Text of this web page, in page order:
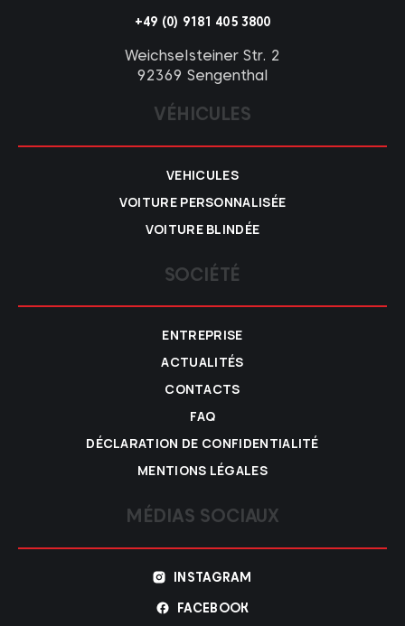
+49 (0) 9181 405 3800
Weichselsteiner Str. 2
92369 Sengenthal
VÉHICULES
VEHICULES
VOITURE PERSONNALISÉE
VOITURE BLINDÉE
SOCIÉTÉ
ENTREPRISE
ACTUALITÉS
CONTACTS
FAQ
DÉCLARATION DE CONFIDENTIALITÉ
MENTIONS LÉGALES
MÉDIAS SOCIAUX
INSTAGRAM
FACEBOOK